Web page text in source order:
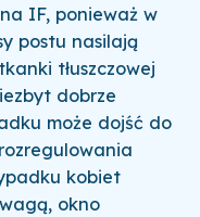
IF, ponieważ w
postu nasilają
tłuszczowej
dobrze
może dojść do
kobiet
okno